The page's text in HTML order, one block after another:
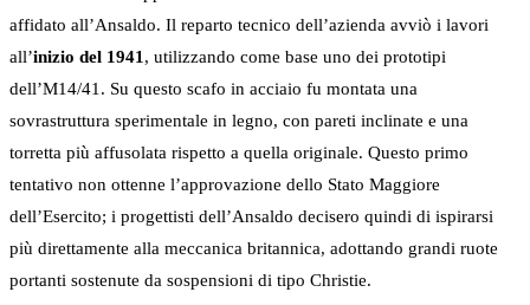
affidato all’Ansaldo. Il reparto tecnico dell’azienda avviò i lavori
all’inizio del 1941 , utilizzando come base uno dei prototipi
dell’M14/41. Su questo scafo in acciaio fu montata una
sovrastruttura sperimentale in legno, con pareti inclinate e una
torretta più affusolata rispetto a quella originale. Questo primo
tentativo non ottenne l’approvazione dello Stato Maggiore
dell’Esercito; i progettisti dell’Ansaldo decisero quindi di ispirarsi
più direttamente alla meccanica britannica, adottando grandi ruote
portanti sostenute da sospensioni di tipo Christie.